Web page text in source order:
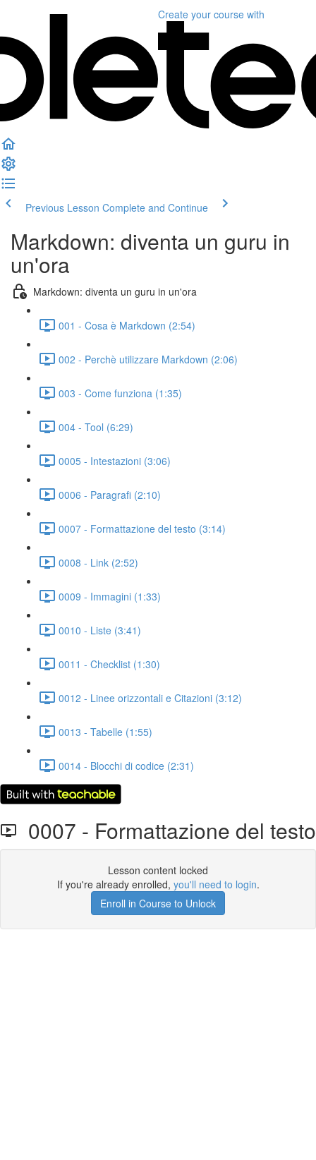
Create your course with
Previous Lesson Complete and Continue
Markdown: diventa un guru in
un'ora
Markdown: diventa un guru in un'ora
001 - Cosa è Markdown (2:54)
002 - Perchè utilizzare Markdown (2:06)
003 - Come funziona (1:35)
004 - Tool (6:29)
0005 - Intestazioni (3:06)
0006 - Paragrafi (2:10)
0007 - Formattazione del testo (3:14)
0008 - Link (2:52)
0009 - Immagini (1:33)
0010 - Liste (3:41)
0011 - Checklist (1:30)
0012 - Linee orizzontali e Citazioni (3:12)
0013 - Tabelle (1:55)
0014 - Blocchi di codice (2:31)
0007 - Formattazione del testo
Lesson content locked
If you're already enrolled, you'll need to login.
Enroll in Course to Unlock